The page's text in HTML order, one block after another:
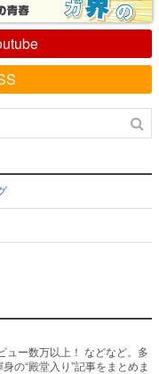
ュー数万以上！ などなど。多
の“殿堂入り”記事をまとめま